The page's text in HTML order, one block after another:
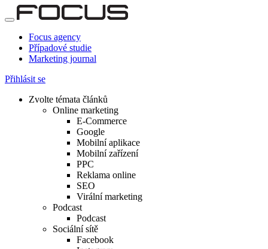
Focus agency
Případové studie
Marketing journal
Přihlásit se
Zvolte témata článků
Online marketing
E-Commerce
Google
Mobilní aplikace
Mobilní zařízení
PPC
Reklama online
SEO
Virální marketing
Podcast
Podcast
Sociální sítě
Facebook